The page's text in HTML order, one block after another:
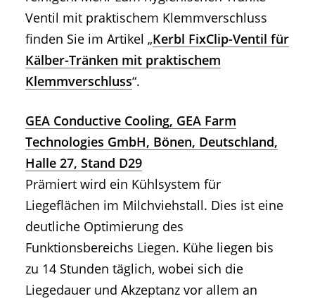
Ventil mit praktischem Klemmverschluss
finden Sie im Artikel „Kerbl FixClip-Ventil für
Kälber-Tränken mit praktischem
Klemmverschluss“.
GEA Conductive Cooling, GEA Farm
Technologies GmbH, Bönen, Deutschland,
Halle 27, Stand D29
Prämiert wird ein Kühlsystem für
Liegeflächen im Milchviehstall. Dies ist eine
deutliche Optimierung des
Funktionsbereichs Liegen. Kühe liegen bis
zu 14 Stunden täglich, wobei sich die
Liegedauer und Akzeptanz vor allem an